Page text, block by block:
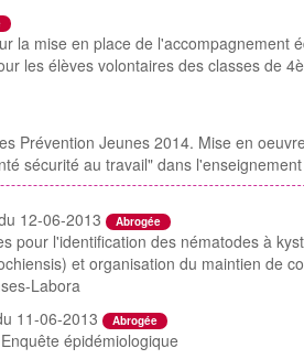
la mise en place de l'accompagnement
les élèves volontaires des classes de
Prévention Jeunes 2014. Mise en
sécurité au travail" dans
12-06-2013 Abrogée
pour l'identification des nématodes à
et organisation du maintien de
Labora
11-06-2013 Abrogée
épidémiologique